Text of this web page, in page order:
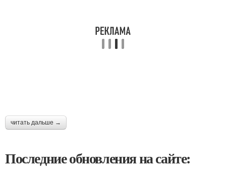
читать дальше →
Последние обновления на сайте: